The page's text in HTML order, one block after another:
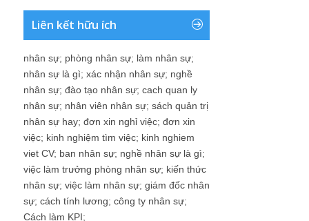
Liên kết hữu ích
nhân sự; phòng nhân sự; làm nhân sự;
nhân sự là gì; xác nhận nhân sự; nghề
nhân sự; đào tạo nhân sự; cach quan ly
nhân sự; nhân viên nhân sự; sách quản trị
nhân sự hay; đơn xin nghỉ việc; đơn xin
việc; kinh nghiệm tìm việc; kinh nghiem
viet CV; ban nhân sự; nghề nhân sự là gì;
việc làm trưởng phòng nhân sự; kiến thức
nhân sự; việc làm nhân sự; giám đốc nhân
sự; cách tính lương; công ty nhân sự;
Cách làm KPI;